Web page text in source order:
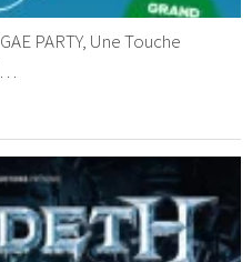
PARTY, Une Touche